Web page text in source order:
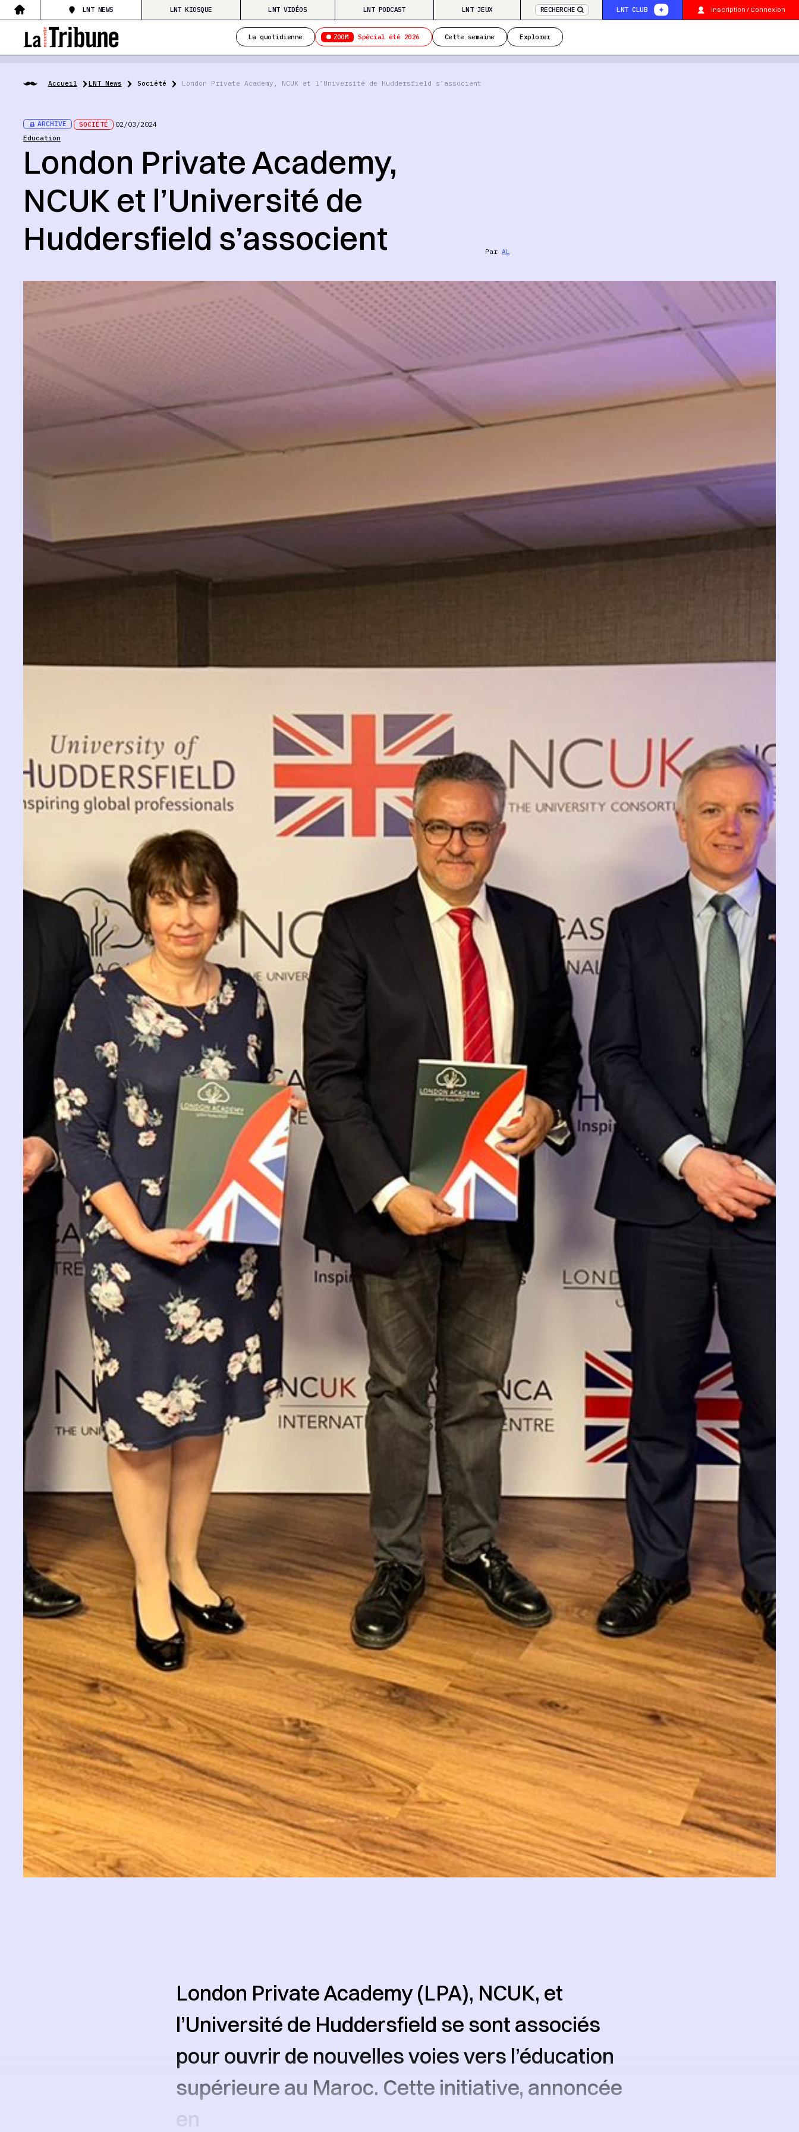
LNT NEWS LNT KIOSQUE LNT VIDÉOS LNT PODCAST LNT JEUX RECHERCHE LNT CLUB inscription / Connexion
La quotidienne ZOOM Spécial été 2026 Cette semaine Explorer
Accueil LNT News Société London Private Academy, NCUK et l’Université de Huddersfield s’associent
ARCHIVE SOCIÉTÉ
02/03/2024
Education
London Private Academy,
NCUK et l’Université de
Huddersfield s’associent
Par AL
London Private Academy (LPA), NCUK, et
l’Université de Huddersfield se sont associés
pour ouvrir de nouvelles voies vers l’éducation
supérieure au Maroc. Cette initiative, annoncée
en